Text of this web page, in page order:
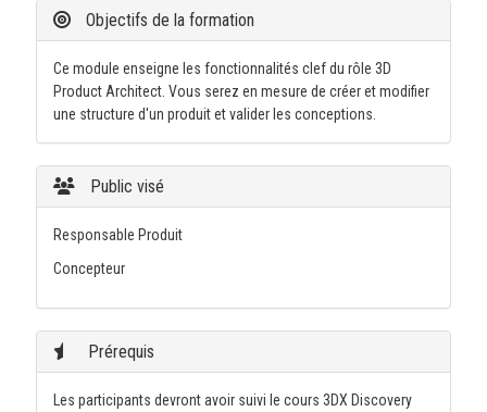
Objectifs de la formation
Ce module enseigne les fonctionnalités clef du rôle 3D
Product Architect. Vous serez en mesure de créer et modifier
une structure d'un produit et valider les conceptions.
Public visé
Responsable Produit
Concepteur
Prérequis
Les participants devront avoir suivi le cours 3DX Discovery